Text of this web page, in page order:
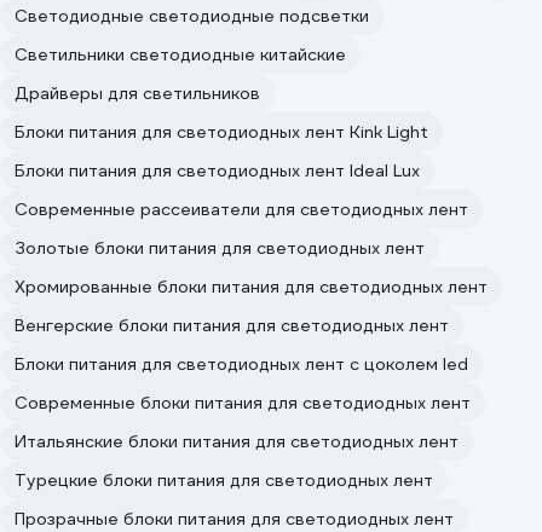
Светодиодные светодиодные подсветки
Светильники светодиодные китайские
Драйверы для светильников
Блоки питания для светодиодных лент Kink Light
Блоки питания для светодиодных лент Ideal Lux
Современные рассеиватели для светодиодных лент
Золотые блоки питания для светодиодных лент
Хромированные блоки питания для светодиодных лент
Венгерские блоки питания для светодиодных лент
Блоки питания для светодиодных лент с цоколем led
Современные блоки питания для светодиодных лент
Итальянские блоки питания для светодиодных лент
Турецкие блоки питания для светодиодных лент
Прозрачные блоки питания для светодиодных лент